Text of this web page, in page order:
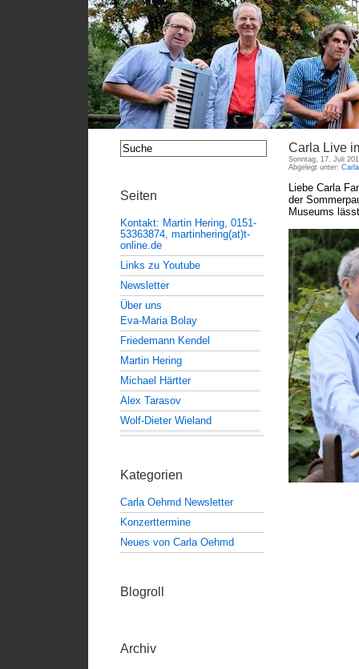
Seiten
Kontakt: Martin Hering, 0151-
53363874, martinhering(at)t-
online.de
Links zu Youtube
Newsletter
Über uns
Eva-Maria Bolay
Friedemann Kendel
Martin Hering
Michael Härtter
Alex Tarasov
Wolf-Dieter Wieland
Kategorien
Carla Oehmd Newsletter
Konzerttermine
Neues von Carla Oehmd
Blogroll
Archiv
Carla Live
Sonntag, 17. Juli
Abgelegt unter:
Liebe Carla
der
Museums